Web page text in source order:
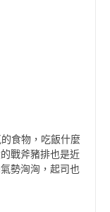
食物，吃飯什麼
戰斧豬排也是近
勢洶洶，起司也